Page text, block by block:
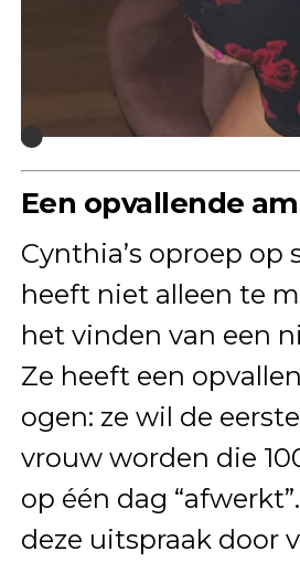
Een opvallende
Cynthia’s oproep op
heeft niet alleen te
het vinden van een
Ze heeft een
ogen: ze wil de
vrouw worden die
op één dag
deze uitspraak door